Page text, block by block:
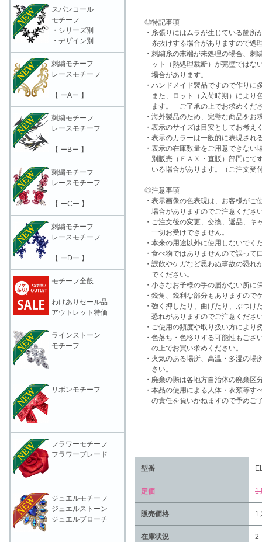
◎特記事項
・糸張りにはムラが生じている箇所
糸抜けする場合がありますので処
・刺繍糸の末端が未処理の場合、刺
ット（熱処理裁断）が完璧ではな
場合があります。
・ハンドメイド製品ですので作りに
また、ロット（入荷時期）により
ます。 ご了承の上でお求めくだ
・海外製品のため、完璧な商品をお
・表示のサイズは目安としてお考え
・表示のカラーは一般的に表現され
・表示の在庫数量をご用意できな
別販売（ＦＡＸ・直販）部門にて
いる場合があります。（ご注文受
◎注意事項
・表示画像の色表現は、お客様がご
場合がありますのでご注意くださ
・ご注文後の変更、交換、返品、キ
一切お受けできません。
・本来の用途以外に使用しないでく
・食べ物ではありませんので誤って
・誤飲やケガなど思わぬ事故の恐れ
でください。
・小さなお子様の手の届かない所に
・鋭角、鋭利な部分もありますので
・強く押したり、曲げたり、ぶつけ
恐れがありますのでご注意くださ
・ご使用の頻度や取り扱い方により
・色落ち・色移りする可能性もござ
の上でお買い求めください。
・火気のある場所、高温・多湿の場
さい。
・廃棄の際は各地方自治体の廃棄区
・本品の使用による人体・衣類等す
の責任を負いかねますので予めご
型番
定価
販売価格
在庫状況 2
スパンコール
モチーフ
・シリーズ別
・デザイン別
刺繍モチーフ
レースモチーフ
【 ーAー 】
刺繍モチーフ
レースモチーフ
【 ーBー 】
刺繍モチーフ
レースモチーフ
【 ーCー 】
刺繍モチーフ
レースモチーフ
【 ーDー 】
モチーフ全般
わけありセール品
アウトレット特価
ラインストーン
モチーフ
リボンモチーフ
フラワーモチーフ
フラワーブレード
ジュエルモチーフ
ジュエルストーン
ジュエルブローチ